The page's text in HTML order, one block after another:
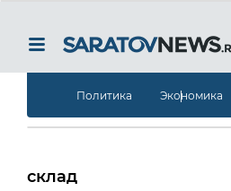
Политика Экономика
склад